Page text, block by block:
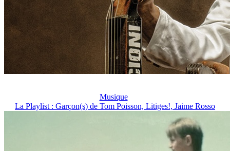
Musique
La Playlist : Garçon(s) de Tom Poisson, Litiges!, Jaime Rosso